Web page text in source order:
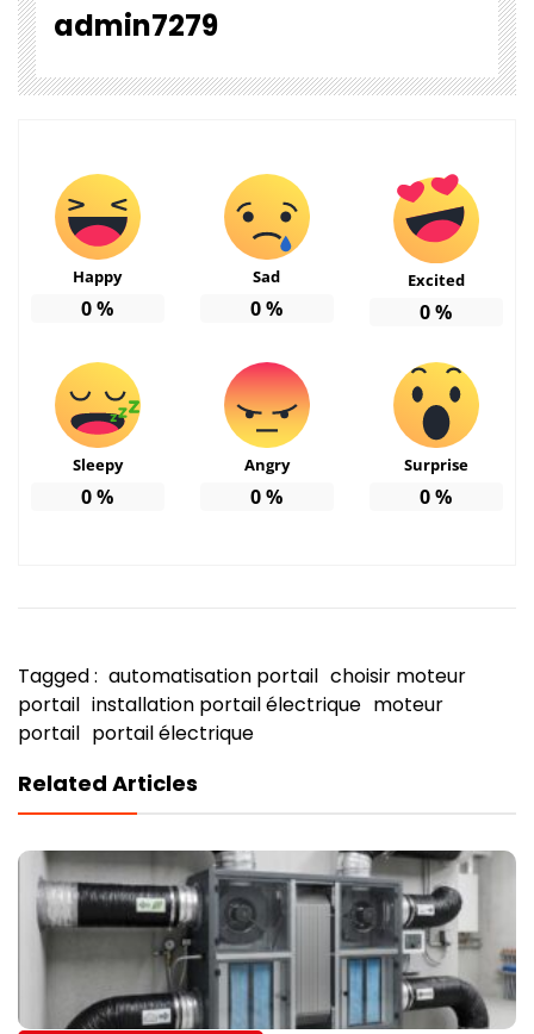
admin7279
Happy
0%
Sad
0%
Excited
0%
Sleepy
0%
Angry
0%
Surprise
0%
Tagged : automatisation portail choisir moteur
portail installation portail électrique moteur
portail portail électrique
Related Articles